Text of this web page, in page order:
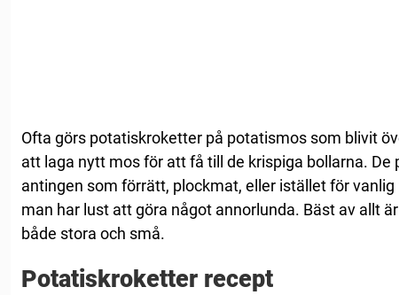
Ofta görs potatiskroketter på potatismos som blivit
att laga nytt mos för att få till de krispiga bollarna. De
antingen som förrätt, plockmat, eller istället för
man har lust att göra något annorlunda. Bäst av allt
både stora och små.
Potatiskroketter recept